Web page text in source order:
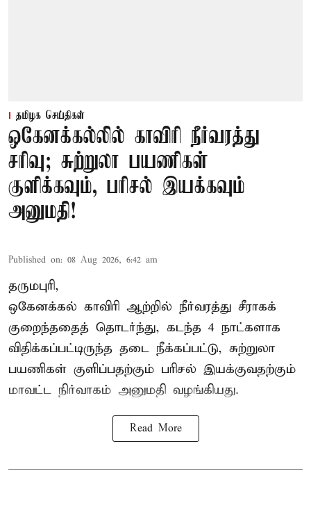
தமிழக செய்திகள்
ஒகேனக்கல்லில் காவிரி நீர்வரத்து
சரிவு; சுற்றுலா பயணிகள்
குளிக்கவும், பரிசல் இயக்கவும்
அனுமதி!
Published on: 08 Aug 2026, 6:42 am
தருமபுரி,
ஒகேனக்கல் காவிரி ஆற்றில் நீர்வரத்து சீராகக்
குறைந்ததைத் தொடர்ந்து, கடந்த 4 நாட்களாக
விதிக்கப்பட்டிருந்த தடை நீக்கப்பட்டு, சுற்றுலா
பயணிகள் குளிப்பதற்கும் பரிசல் இயக்குவதற்கும்
மாவட்ட நிர்வாகம் அனுமதி வழங்கியது.
Read More